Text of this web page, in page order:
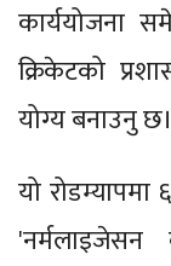
कार्ययोजना
क्रिकेटको
योग्य बनाउनु छ।
यो